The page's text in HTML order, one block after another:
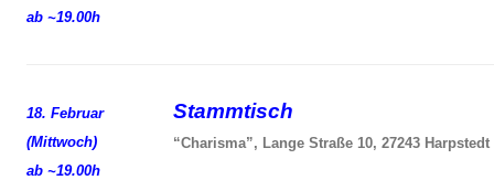
ab ~19.00h
18. Februar
(Mittwoch)
ab ~19.00h
Stammtisch
“Charisma”, Lange Straße 10, 27243 Harpstedt